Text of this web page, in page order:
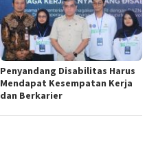
Penyandang Disabilitas Harus
Mendapat Kesempatan Kerja
dan Berkarier